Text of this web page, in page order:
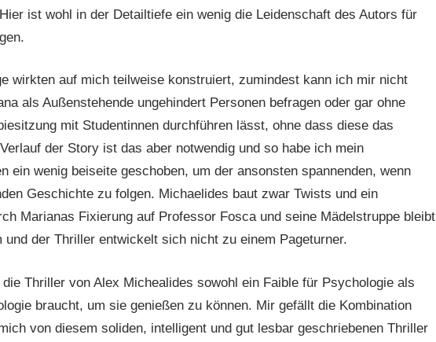
ist wohl in der Detailtiefe ein wenig die Leidenschaft des Autors für
wirkten auf mich teilweise konstruiert, zumindest kann ich mir nicht
als Außenstehende ungehindert Personen befragen oder gar ohne
mit Studentinnen durchführen lässt, ohne dass diese das
der Story ist das aber notwendig und so habe ich mein
ein wenig beiseite geschoben, um der ansonsten spannenden, wenn
Geschichte zu folgen. Michaelides baut zwar Twists und ein
Marianas Fixierung auf Professor Fosca und seine Mädelstruppe bleibt
und der Thriller entwickelt sich nicht zu einem Pageturner.
Thriller von Alex Michealides sowohl ein Faible für Psychologie als
braucht, um sie genießen zu können. Mir gefällt die Kombination
von diesem soliden, intelligent und gut lesbar geschriebenen Thriller